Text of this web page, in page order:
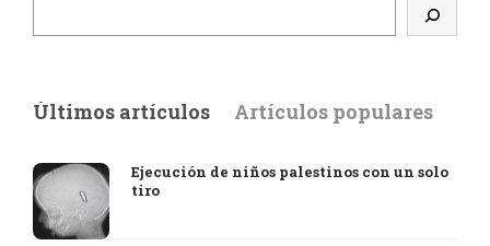
Últimos artículos Artículos populares
Ejecución de niños palestinos con un solo
tiro